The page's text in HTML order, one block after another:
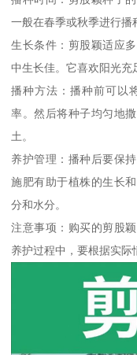
一般在春季或秋季进行播
生长条件：剪股颖适应
中生长佳。它喜欢阳光充
播种方法：播种前可以
率。然后将种子均匀地
土。
养护管理：播种后要保
施肥有助于植株的生长
分和水分。
注意事项：购买的剪股
养护过程中，要根据实际